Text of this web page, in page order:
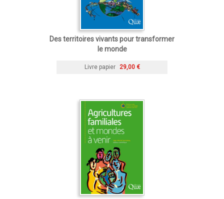
Des territoires vivants pour transformer
le monde
Livre papier 29,00 €